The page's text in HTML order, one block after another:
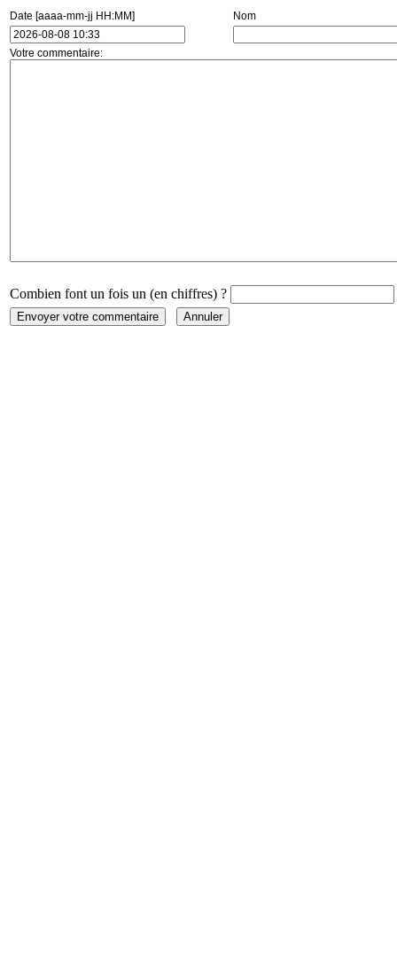
Date [aaaa-mm-jj HH:MM] Nom
Votre commentaire:
Combien font un fois un (en chiffres) ?